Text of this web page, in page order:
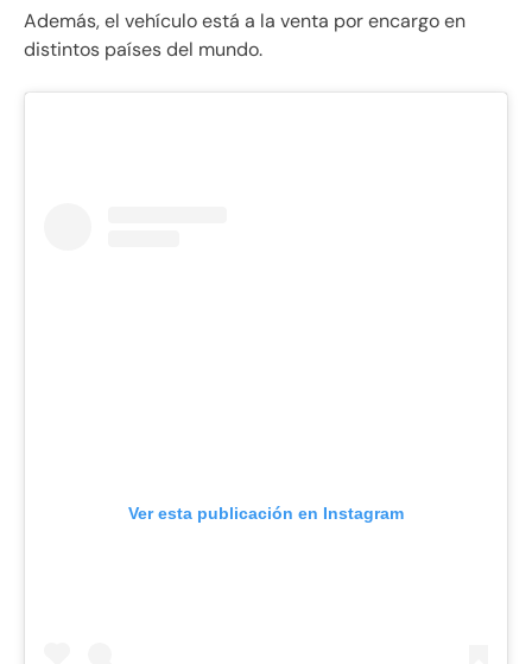
Además, el vehículo está a la venta por encargo en
distintos países del mundo.
Ver esta publicación en Instagram